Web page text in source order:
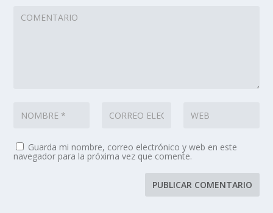
Guarda mi nombre, correo electrónico y web en este
navegador para la próxima vez que comente.